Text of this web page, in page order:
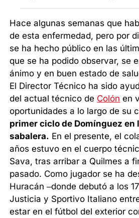
Hace algunas semanas que
de esta enfermedad, pero por
se ha hecho público en las
que se ha podido observar, se
ánimo y en buen estado de
El Director Técnico ha sido
del actual técnico de Colón en
oportunidades a lo largo de su
primer ciclo de Domínguez en
sabalera. En el presente, el
años estuvo en el cuerpo
Sava, tras arribar a Quilmes a
pasado. Como jugador se ha
Huracán –donde debutó a los
Justicia y Sportivo Italiano
estar en el fútbol del exterior